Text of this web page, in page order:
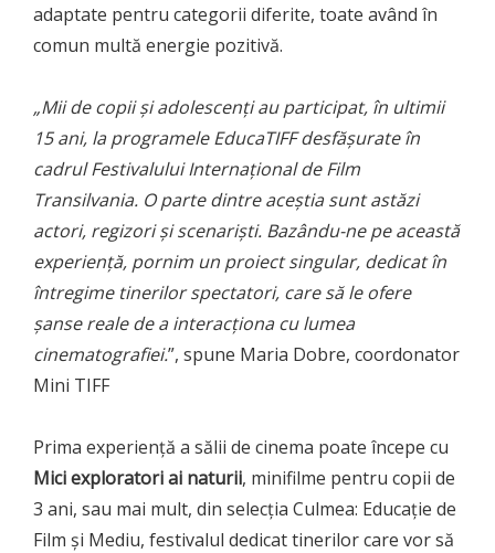
adaptate pentru categorii diferite, toate având în
comun multă energie pozitivă.
„Mii de copii și adolescenți au participat, în ultimii
15 ani, la programele EducaTIFF desfășurate în
cadrul Festivalului Internațional de Film
Transilvania. O parte dintre aceștia sunt astăzi
actori, regizori și scenariști. Bazându-ne pe această
experiență, pornim un proiect singular, dedicat în
întregime tinerilor spectatori, care să le ofere
șanse reale de a interacționa cu lumea
cinematografiei.”, spune Maria Dobre, coordonator
Mini TIFF
Prima experiență a sălii de cinema poate începe cu
Mici exploratori ai naturii, minifilme pentru copii de
3 ani, sau mai mult, din selecția Culmea: Educație de
Film și Mediu, festivalul dedicat tinerilor care vor să